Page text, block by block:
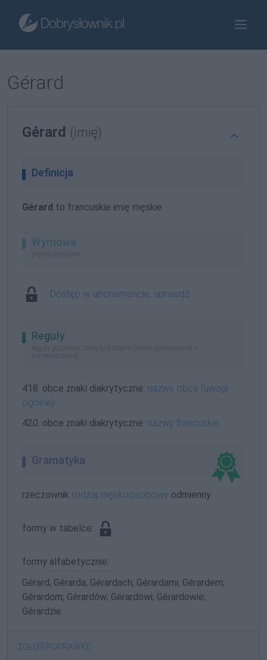
Gérard
Gérard (imię)
Definicja
Gérard to francuskie imię męskie
Wymowa
prosto zapisana
Dostęp w abonamencie, sprawdź
Reguły
reguły językowe, zasady pisowni (nowe opracowanie z
komentarzami)
418. obce znaki diakrytyczne: nazwy obce (uwagi
ogólne)
420. obce znaki diakrytyczne: nazwy francuskie
Gramatyka
rzeczownik rodzaj męskoosobowy odmienny
formy w tabelce:
formy alfabetycznie:
Gérard; Gérarda; Gérardach; Gérardami; Gérardem;
Gérardom; Gérardów; Gérardowi; Gérardowie;
Gérardzie
ZGŁOŚ POPRAWKĘ